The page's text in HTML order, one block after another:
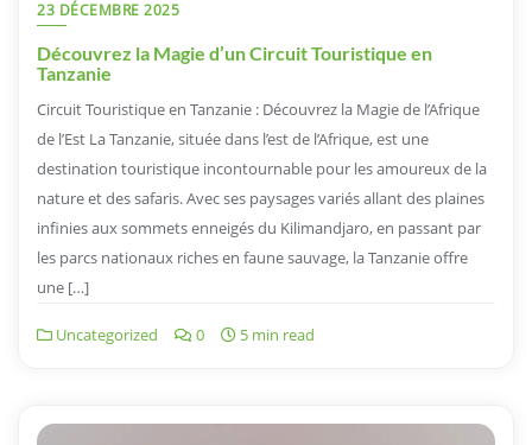
23 DÉCEMBRE 2025
Découvrez la Magie d’un Circuit Touristique en
Tanzanie
Circuit Touristique en Tanzanie : Découvrez la Magie de l’Afrique
de l’Est La Tanzanie, située dans l’est de l’Afrique, est une
destination touristique incontournable pour les amoureux de la
nature et des safaris. Avec ses paysages variés allant des plaines
infinies aux sommets enneigés du Kilimandjaro, en passant par
les parcs nationaux riches en faune sauvage, la Tanzanie offre
une […]
Uncategorized 0 5 min read